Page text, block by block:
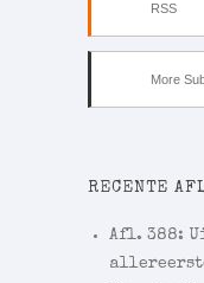
RSS
More
RECENTE
Afl. 388: